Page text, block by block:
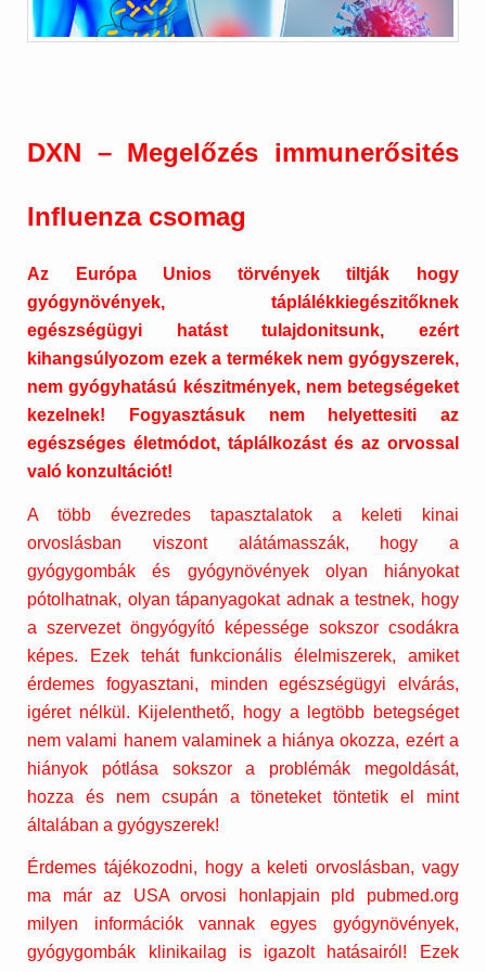
DXN – Megelőzés immunerősités
Influenza csomag
Az Európa Unios törvények tiltják hogy
gyógynövények, táplálékkiegészitőknek
egészségügyi hatást tulajdonitsunk, ezért
kihangsúlyozom ezek a termékek nem gyógyszerek,
nem gyógyhatású készitmények, nem betegségeket
kezelnek! Fogyasztásuk nem helyettesiti az
egészséges életmódot, táplálkozást és az orvossal
való konzultációt!
A több évezredes tapasztalatok a keleti kinai
orvoslásban viszont alátámasszák, hogy a
gyógygombák és gyógynövények olyan hiányokat
pótolhatnak, olyan tápanyagokat adnak a testnek, hogy
a szervezet öngyógyító képessége sokszor csodákra
képes. Ezek tehát funkcionális élelmiszerek, amiket
érdemes fogyasztani, minden egészségügyi elvárás,
igéret nélkül. Kijelenthető, hogy a legtöbb betegséget
nem valami hanem valaminek a hiánya okozza, ezért a
hiányok pótlása sokszor a problémák megoldását,
hozza és nem csupán a töneteket töntetik el mint
általában a gyógyszerek!
Érdemes tájékozodni, hogy a keleti orvoslásban, vagy
ma már az USA orvosi honlapjain pld pubmed.org
milyen információk vannak egyes gyógynövények,
gyógygombák klinikailag is igazolt hatásairól! Ezek